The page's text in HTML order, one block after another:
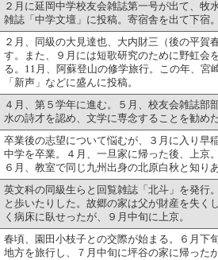
２月に延岡中学校友会雑誌第一号が出て、牧
雑誌「中学文壇」に投稿。寄宿舎を出て下宿
２月、同級の大見達也、大内財三（後の平賀
す。また、９月には短歌研究のために野虹会
る。11月、阿蘇登山の修学旅行。この年、宮
「新声」などに盛んに投稿。
４月、第５学年に進む。５月、校友会雑誌部
水の詩才を認め、文学に専念することを勧め
卒業後の志望について悩むが、３月に入り早
中学を卒業。４月、一旦家に帰った後、上京
６月、教室で同じ九州出身の北原白秋と知り
英文科の同級生らと回覧雑誌「北斗」を発行
と歩いたりした。故郷の家は父が財産を失く
く病床に臥せったが、９月中旬に上京。
春頃、園田小枝子との交際が始まる。６月下
地方を旅行し、７月中旬に坪谷の家に帰った